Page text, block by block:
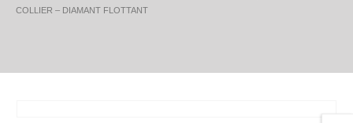
COLLIER – DIAMANT FLOTTANT